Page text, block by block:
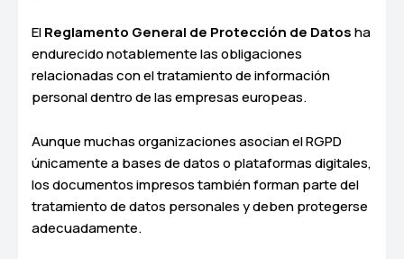
ElReglamento General de Protección de Datosha
endurecido notablemente las obligaciones
relacionadas con el tratamiento de información
personal dentro de las empresas europeas.
Aunque muchas organizaciones asocian el RGPD
únicamente a bases de datos o plataformas digitales,
los documentos impresos también forman parte del
tratamiento de datos personales y deben protegerse
adecuadamente.